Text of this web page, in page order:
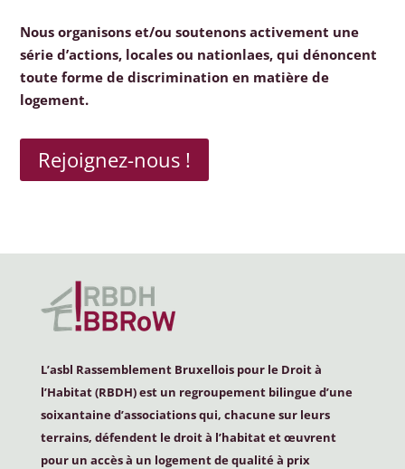
Nous organisons et/ou soutenons activement une
série d’actions, locales ou nationlaes, qui dénoncent
toute forme de discrimination en matière de
logement.
Rejoignez-nous !
L’asbl Rassemblement Bruxellois pour le Droit à
l’Habitat (RBDH) est un regroupement bilingue d’une
soixantaine d’associations qui, chacune sur leurs
terrains, défendent le droit à l’habitat et œuvrent
pour un accès à un logement de qualité à prix